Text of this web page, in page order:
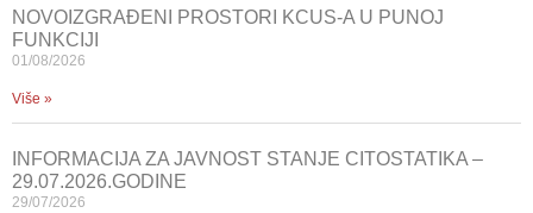
NOVOIZGRAĐENI PROSTORI KCUS-A U PUNOJ
FUNKCIJI
01/08/2026
Više »
INFORMACIJA ZA JAVNOST STANJE CITOSTATIKA –
29.07.2026.GODINE
29/07/2026